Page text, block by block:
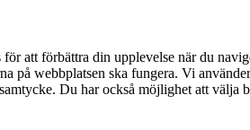
att förbättra din upplevelse när du
på webbplatsen ska fungera. Vi
Du har också möjlighet att välja